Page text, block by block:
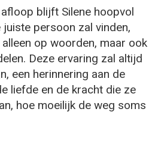
blijft Silene hoopvol
persoon zal vinden,
op woorden, maar ook
Deze ervaring zal altijd
een herinnering aan de
liefde en de kracht die ze
hoe moeilijk de weg soms